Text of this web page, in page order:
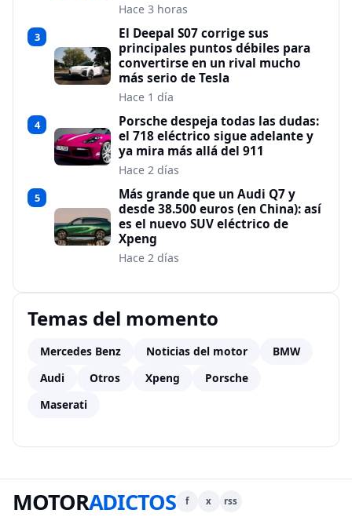
Hace 3 horas
3
El Deepal S07 corrige sus
principales puntos débiles para
convertirse en un rival mucho
más serio de Tesla
Hace 1 día
4
Porsche despeja todas las dudas:
el 718 eléctrico sigue adelante y
ya mira más allá del 911
Hace 2 días
5
Más grande que un Audi Q7 y
desde 38.500 euros (en China): así
es el nuevo SUV eléctrico de
Xpeng
Hace 2 días
Temas del momento
Mercedes Benz Noticias del motor
BMW
Audi
Otros Xpeng
Porsche
Maserati
MOTORADICTOS f x rss